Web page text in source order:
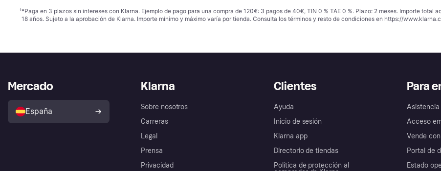
¹*Paga en 3 plazos sin intereses con Klarna. Ejemplo de pago para una compra de 120€: 3 pagos de 40€, TIN 0 % TAE 0 %. Plazo: 2 meses. Importe total
18 años. Sujeto a la aprobación de Klarna. Importe mínimo y máximo varía por tienda. Consulta los términos y resto de condiciones en https://
Klarna
Sobre nosotros
Carreras
Legal
Prensa
Privacidad
Clientes
Ayuda
Inicio de sesión
Klarna app
Directorio de tiendas
Política de protección al
Para
Acceso
Vende
Portal de
Estado
Mercado
España